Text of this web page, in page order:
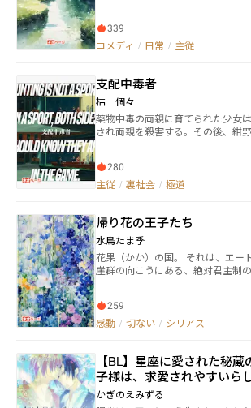
られた人型ロボットは、兵器のく
った。 やだ、役得ですやん。 そんなグダグダから始ま
の、無自覚イチャイチャもあった
う・エブリスタにも掲載中です）
339
コメディ / 日常 / 主従
支配中毒者
枯 個々
薬物中毒の両親に育てられた少女
され両親を殺害する。その後、紺
野に殺されそうになるその男を自
う。 「アンタ、俺を理解できるのか？」 「こんな場所
280
主従 / 裏社会 / 極道
帰り花の王子たち
水鳥たま季
花果（かか）の国。 それは、エー
崖群の向こうにある、絶対君主制の
豊穣と繁栄が約束されているこの
で、みんな陽気だ。 しかしこの国
んとする国々による侵略抗争が、
ある。 とある密命を受け、学術交流大使としてこの花
果の国を訪れた「城塞の国」第12
ドレセン。 彼は滞在することを許
259
感動 / 切ない / シリアス
【BL】星座に愛された秘
子様は、求愛されやすいら
かぎのえみずる